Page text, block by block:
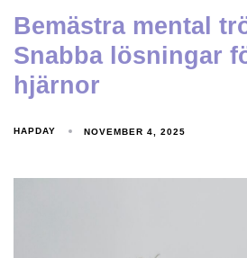
Bemästra mental
Snabba lösningar
hjärnor
HAPDAY NOVEMBER 4, 2025